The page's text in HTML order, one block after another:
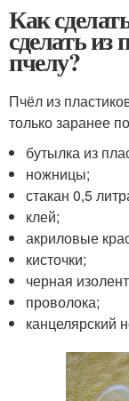
Как
сделать
пчелу?
Пчёл из
только заранее
бутылка из
ножницы;
стакан 0,5
клей;
акриловые
кисточки;
черная
проволока;
канцелярский